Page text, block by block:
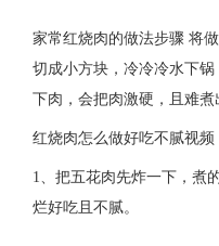
家常红烧肉的做法步骤 将
切成小方块，冷冷冷水下
下肉，会把肉激硬，且难煮
红烧肉怎么做好吃不腻视频
1、把五花肉先炸一下，煮
烂好吃且不腻。